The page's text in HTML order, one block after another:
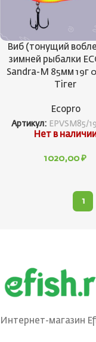
Виб (тонущий
зимней рыбалки
Sandra-M 85мм 19г
Tiгer
Ecopro
Артикул: EPVSM85/
Нет в
1020,00 ₽
1
Интернет-магазин